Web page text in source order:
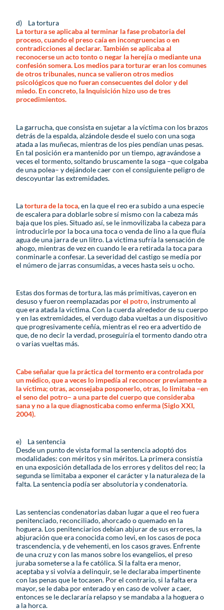
d) La tortura
La tortura se aplicaba al terminar la fase probatoria del
proceso, cuando el preso caía en incongruencias o en
contradicciones al declarar. También se aplicaba al
reconocerse un acto tonto o negar la herejía o mediante una
confesión somera. Los medios para torturar eran los comunes
de otros tribunales, nunca se valieron otros medios
psicológicos que no fueran consecuentes del dolor y del
miedo. En concreto, la Inquisición hizo uso de tres
procedimientos.
La garrucha, que consista en sujetar a la víctima con los brazos
detrás de la espalda, alzándole desde el suelo con una soga
atada a las muñecas, mientras de los pies pendían unas pesas.
En tal posición era mantenido por un tiempo, agravándose a
veces el tormento, soltando bruscamente la soga –que colgaba
de una polea– y dejándole caer con el consiguiente peligro de
descoyuntar las extremidades.
Latortura de la toca, en la que el reo era subido a una especie
de escalera para doblarle sobre sí mismo con la cabeza más
baja que los pies. Situado así, se le inmovilizaba la cabeza para
introducirle por la boca una toca o venda de lino a la que fluía
agua de una jarra de un litro. La victima sufría la sensación de
ahogo, mientras de vez en cuando le era retirada la toca para
conminarle a confesar. La severidad del castigo se medía por
el número de jarras consumidas, a veces hasta seis u ocho.
Estas dos formas de tortura, las más primitivas, cayeron en
desuso y fueron reemplazadas porel potro, instrumento al
que era atada la víctima. Con la cuerda alrededor de su cuerpo
y en las extremidades, el verdugo daba vueltas a un dispositivo
que progresivamente ceñía, mientras el reo era advertido de
que, de no decir la verdad, proseguiría el tormento dando otra
o varias vueltas más.
Cabe señalar que la práctica del tormento era controlada por
un médico, que a veces lo impedía al reconocer previamente a
la víctima; otras, aconsejaba posponerlo, otras, lo limitaba –en
el seno del potro– a una parte del cuerpo que consideraba
sana y no a la que diagnosticaba como enferma (Siglo XXI,
2004).
e) La sentencia
Desde un punto de vista formal la sentencia adoptó dos
modalidades: con méritos y sin méritos. La primera consistía
en una exposición detallada de los errores y delitos del reo; la
segunda se limitaba a exponer el carácter y la naturaleza de la
falta. La sentencia podía ser absolutoria y condenatoria.
Las sentencias condenatorias daban lugar a que el reo fuera
penitenciado, reconciliado, ahorcado o quemado en la
hoguera. Los penitenciarios debían abjurar de sus errores, la
abjuración que era conocida como levi, en los casos de poca
trascendencia, y de vehementi, en los casos graves. Enfrente
de una cruz y con las manos sobre los evangelios, el preso
juraba someterse a la fe católica. Si la falta era menor,
aceptaba y si volvía a delinquir, se le declaraba impertinente
con las penas que le tocasen. Por el contrario, si la falta era
mayor, se le daba por enterado y en caso de volver a caer,
entonces se le declararía relapso y se mandaba a la hoguera o
a la horca.